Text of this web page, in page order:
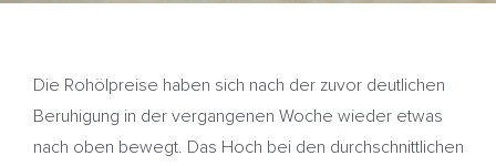
Die Rohölpreise haben sich nach der zuvor deutlichen
Beruhigung in der vergangenen Woche wieder etwas
nach oben bewegt. Das Hoch bei den durchschnittlichen